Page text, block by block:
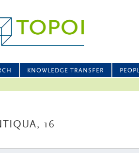
KNOWLEDGE TRANSFER
16